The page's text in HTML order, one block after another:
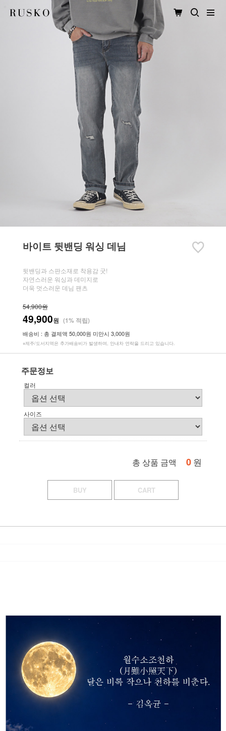
바이트 뒷밴딩 워싱 데님
뒷밴딩과 스판소재로 착용감 굿!
자연스러운 워싱과 데미지로
더욱 멋스러운 데님 팬츠
54,900원
49,900원 (1% 적립)
배송비 : 총 결제액 50,000원 미만시 3,000원
※제주/도서지역은 추가배송비가 발생하며, 안내차 연락을 드리고 있습니다.
주문정보
컬러
사이즈
총 상품 금액 0 원
BUY CART